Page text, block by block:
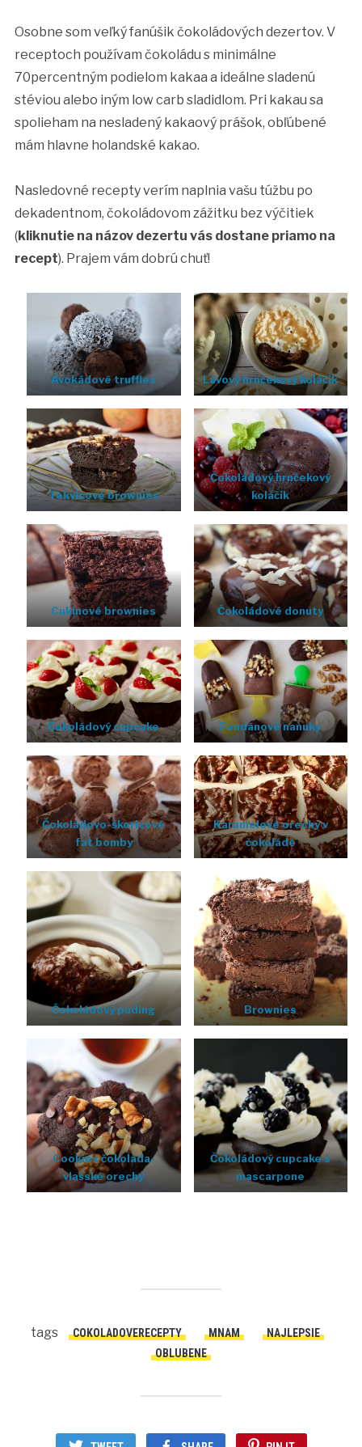
Osobne som veľký fanúšik čokoládových dezertov. V
receptoch používam čokoládu s minimálne
70percentným podielom kakaa a ideálne sladenú
stéviou alebo iným low carb sladidlom. Pri kakau sa
spolieham na nesladený kakaový prášok, obľúbené
mám hlavne holandské kakao.
Nasledovné recepty verím naplnia vašu túžbu po
dekadentnom, čokoládovom zážitku bez výčitiek
(kliknutie na názov dezertu vás dostane priamo na
recept). Prajem vám dobrú chuť!
Avokádové truffles Lávový hrnčekový koláčik
Tekvicové brownies
Čokoládový hrnčekový
koláčik
Cukinové brownies Čokoládové donuty
Čokoládový cupcake Fondánové nanuky
Čokoládovo-škoricové
fat bomby
Karamelové orechy v
čokoláde
Čokoládový puding Brownies
Cookies čokoláda-
vlašské orechy
Čokoládový cupcake s
mascarpone
tags COKOLADOVERECEPTY MNAM
NAJLEPSIE
OBLUBENE